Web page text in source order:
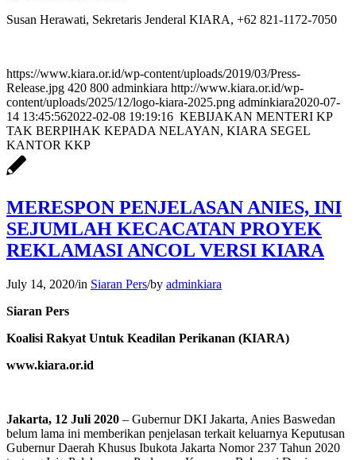
Susan Herawati, Sekretaris Jenderal KIARA, +62 821-1172-7050
https://www.kiara.or.id/wp-content/uploads/2019/03/Press-
Release.jpg 420 800 adminkiara http://www.kiara.or.id/wp-
content/uploads/2025/12/logo-kiara-2025.png adminkiara2020-07-
14 13:45:562022-02-08 19:19:16 KEBIJAKAN MENTERI KP
TAK BERPIHAK KEPADA NELAYAN, KIARA SEGEL
KANTOR KKP
MERESPON PENJELASAN ANIES, INI
SEJUMLAH KECACATAN PROYEK
REKLAMASI ANCOL VERSI KIARA
July 14, 2020/in Siaran Pers/by adminkiara
Siaran Pers
Koalisi Rakyat Untuk Keadilan Perikanan (KIARA)
www.kiara.or.id
Jakarta, 12 Juli 2020 – Gubernur DKI Jakarta, Anies Baswedan
belum lama ini memberikan penjelasan terkait keluarnya Keputusan
Gubernur Daerah Khusus Ibukota Jakarta Nomor 237 Tahun 2020